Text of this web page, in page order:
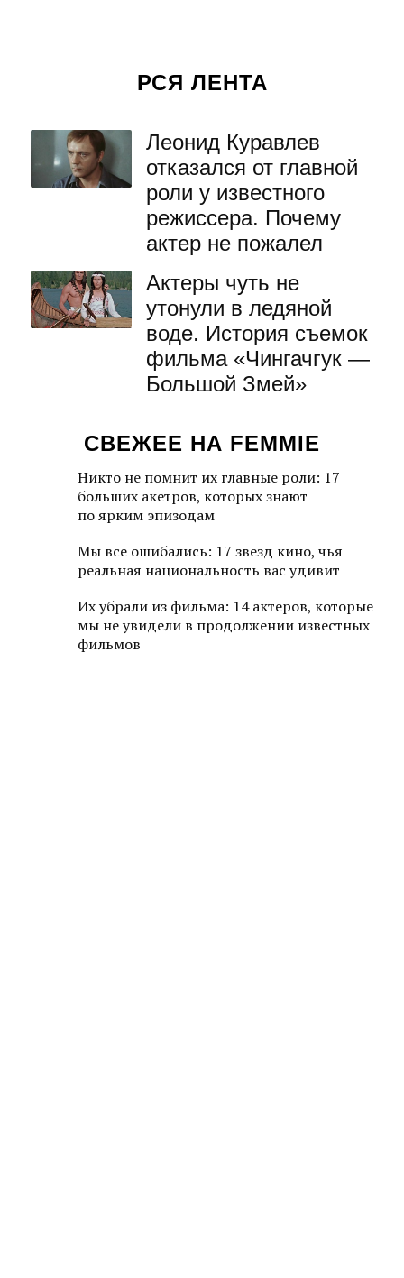
РСЯ ЛЕНТА
Леонид Куравлев
отказался от главной
роли у известного
режиссера. Почему
актер не пожалел
Актеры чуть не
утонули в ледяной
воде. История съемок
фильма «Чингачгук —
Большой Змей»
СВЕЖЕЕ НА FEMMIE
Никто не помнит их главные роли: 17
больших акетров, которых знают
по ярким эпизодам
Мы все ошибались: 17 звезд кино, чья
реальная национальность вас удивит
Их убрали из фильма: 14 актеров, которые
мы не увидели в продолжении известных
фильмов